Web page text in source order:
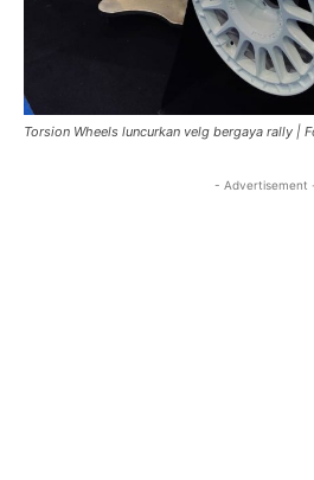
Torsion Wheels luncurkan velg bergaya rally |
- Advertisement